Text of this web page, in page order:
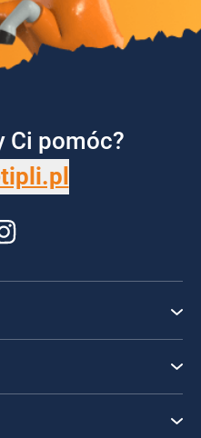
Ci pomóc?